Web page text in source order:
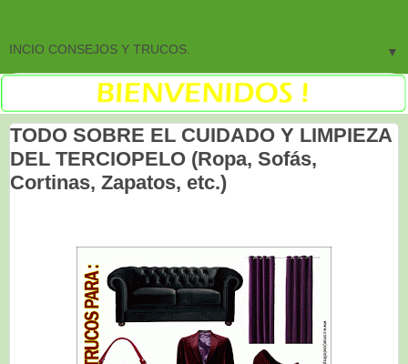
▼
TODO SOBRE EL CUIDADO Y LIMPIEZA
DEL TERCIOPELO (Ropa, Sofás,
Cortinas, Zapatos, etc.)